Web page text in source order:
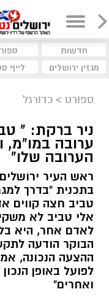
חדשות
מגזין ירושלים
לייף
ספורט > כדורגל
ניר ברקת: "
ערובה
הערובה שלו"
ראש העיר
בתכנית "בדרך
טביב חצה קווים
אלי טביב לא
לאדם אחר, היא
הבוקר הודעה
ההצעה הנכונה,
לפועל באופן
ואחרים"